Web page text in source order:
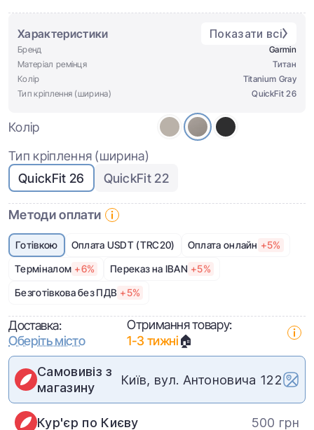
Характеристики Показати всі
Бренд
Garmin
Матеріал ремінця
Титан
Колір
Titanium Gray
Тип кріплення (ширина)
QuickFit 26
Колір
Тип кріплення (ширина)
QuickFit 26
QuickFit 22
Методи оплати
Готівкою Оплата USDT (TRC20) Оплата онлайн +5%
Терміналом +6% Переказ на IBAN +5%
Безготівкова без ПДВ +5%
Доставка:
Оберіть місто
Отримання товару:
1-3 тижні🏠
Самовивіз з
магазину
Київ, вул. Антоновича 122
Кур'єр по Києву 500 грн